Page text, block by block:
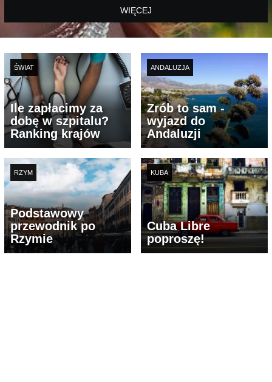
WIĘCEJ
ŚWIAT
Ile zapłacimy za
dobę w szpitalu?
Ranking krajów
ANDALUZJA
Zrób to sam -
wyjazd do
Andaluzji
RZYM
Podstawowy
przewodnik po
Rzymie
KUBA
Cuba Libre
poproszę!